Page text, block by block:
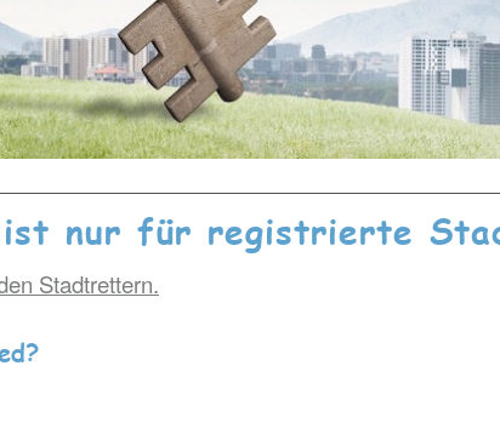
ist nur für registrierte
Stadtrettern.